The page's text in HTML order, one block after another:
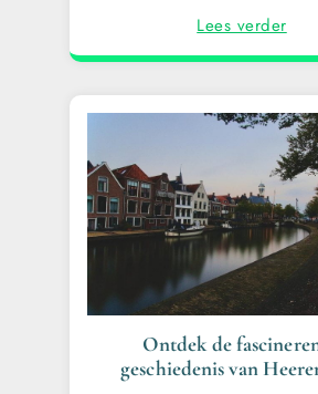
Lees verder
Ontdek de
geschiedenis van